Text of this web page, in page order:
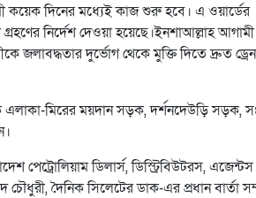
দিনের মধ্যেই কাজ শুরু হবে। এ ওয়ার্ডের
গ্রহণের নির্দেশ দেওয়া হয়েছে।ইনশাআল্লাহ
জলাবদ্ধতার দুর্ভোগ থেকে মুক্তি দিতে দ্রুত
মিরের ময়দান সড়ক, দর্শনদেউড়ি সড়ক,
পেট্রোলিয়াম ডিলার্স, ডিস্ট্রিবিউটরস, এজেন্টস
দৈনিক সিলেটের ডাক-এর প্রধান বার্তা